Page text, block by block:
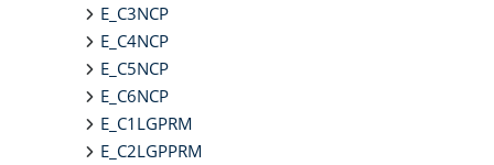
E_C3NCP
E_C4NCP
E_C5NCP
E_C6NCP
E_C1LGPRM
E_C2LGPPRM